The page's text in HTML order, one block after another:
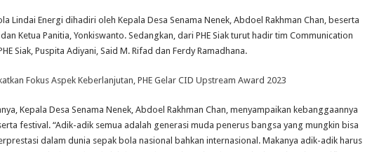
Lindai Energi dihadiri oleh Kepala Desa Senama Nenek, Abdoel Rakhman Chan, beserta
Ketua Panitia, Yonkiswanto. Sedangkan, dari PHE Siak turut hadir tim Communication
Siak, Puspita Adiyani, Said M. Rifad dan Ferdy Ramadhana.
Fokus Aspek Keberlanjutan, PHE Gelar CID Upstream Award 2023
Kepala Desa Senama Nenek, Abdoel Rakhman Chan, menyampaikan kebanggaannya
festival. “Adik-adik semua adalah generasi muda penerus bangsa yang mungkin bisa
dalam dunia sepak bola nasional bahkan internasional. Makanya adik-adik harus